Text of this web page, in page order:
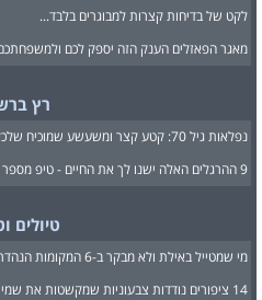
לקט של בדיחות קצרות למבוגרים בלבד...
מאגר הפאזלים הענק הזה יספק לכם
רץ
נפלאות גיל 70: קטע קצר ומשעשע שמוכיח שלכל גיל יש יתרונות!
9 ההרגלים האלה ישנו לך את החיים - טיפ מספר 5 מומלץ בחום!
טיולים
מי שמטייל באילת ולא מבקר ב-6 המקומות הנהדרים האלה - מפספס!
14 ציפורים נודדות צבעוניות שמקשטות את שמי הארץ בימי האביב